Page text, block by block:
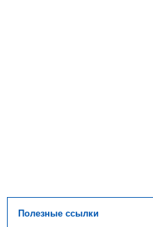
Полезные ссылки